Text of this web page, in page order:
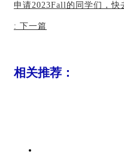
申请2023Fall的同学们，快
: 下一篇
相关推荐：